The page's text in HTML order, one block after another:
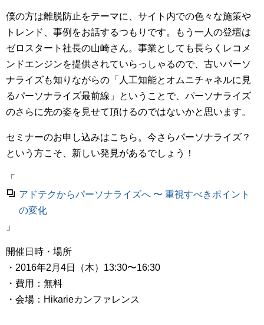
僕の方は離脱防止をテーマに、サイト内での色々な施策や
トレンド、事例をお話するつもりです。もう一人の登壇は
ゼロスタート社長の山崎さん。事業としても長らくレコメ
ンドエンジンを提供されていらっしゃるので、古いパーソ
ナライズも知りながらの「人工知能とオムニチャネルに見
るパーソナライズ最前線」ということで、パーソナライズ
のさらに先の姿を見せて頂けるのではないかと思います。
セミナーのお申し込みはこちら。今さらパーソナライズ？
という方こそ、新しい発見があるでしょう！
「
アドテクからパーソナライズへ 〜 重視すべきポイント
の変化
」
開催日時・場所
・2016年2月4日（木）13:30〜16:30
・費用：無料
・会場：Hikarieカンファレンス